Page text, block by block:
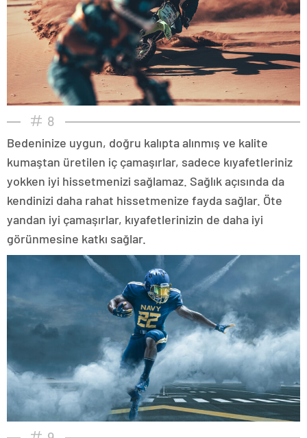
8
Bedeninize uygun, doğru kalıpta alınmış ve kalite
kumaştan üretilen iç çamaşırlar, sadece kıyafetleriniz
yokken iyi hissetmenizi sağlamaz. Sağlık açısında da
kendinizi daha rahat hissetmenize fayda sağlar. Öte
yandan iyi çamaşırlar, kıyafetlerinizin de daha iyi
görünmesine katkı sağlar.